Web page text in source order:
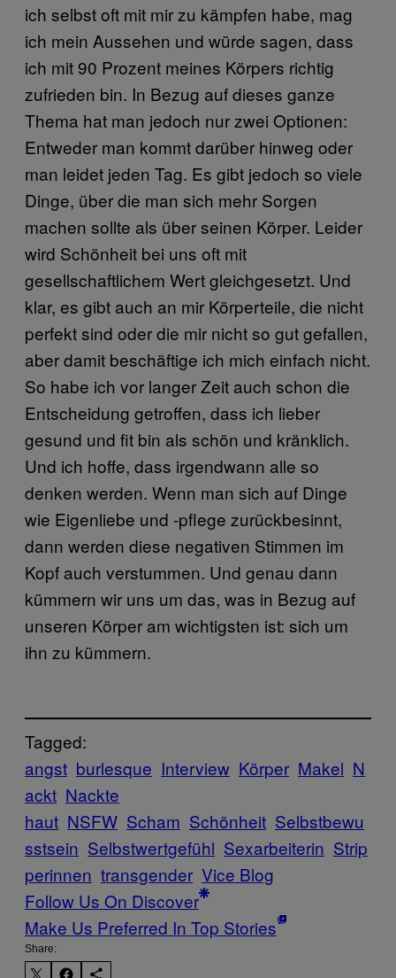
ich selbst oft mit mir zu kämpfen habe, mag
ich mein Aussehen und würde sagen, dass
ich mit 90 Prozent meines Körpers richtig
zufrieden bin. In Bezug auf dieses ganze
Thema hat man jedoch nur zwei Optionen:
Entweder man kommt darüber hinweg oder
man leidet jeden Tag. Es gibt jedoch so viele
Dinge, über die man sich mehr Sorgen
machen sollte als über seinen Körper. Leider
wird Schönheit bei uns oft mit
gesellschaftlichem Wert gleichgesetzt. Und
klar, es gibt auch an mir Körperteile, die nicht
perfekt sind oder die mir nicht so gut gefallen,
aber damit beschäftige ich mich einfach nicht.
So habe ich vor langer Zeit auch schon die
Entscheidung getroffen, dass ich lieber
gesund und fit bin als schön und kränklich.
Und ich hoffe, dass irgendwann alle so
denken werden. Wenn man sich auf Dinge
wie Eigenliebe und -pflege zurückbesinnt,
dann werden diese negativen Stimmen im
Kopf auch verstummen. Und genau dann
kümmern wir uns um das, was in Bezug auf
unseren Körper am wichtigsten ist: sich um
ihn zu kümmern.
Tagged:
angst burlesque Interview Körper Makel N
ackt Nackte
haut NSFW Scham Schönheit Selbstbewu
sstsein Selbstwertgefühl Sexarbeiterin Strip
perinnen transgender Vice Blog
Follow Us On Discover
Make Us Preferred In Top Stories
Share: